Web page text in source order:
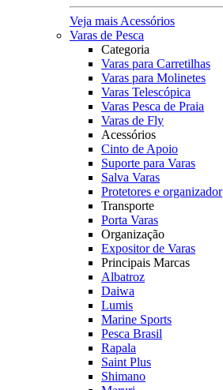
Veja mais Acessórios
Varas de Pesca
Categoria
Varas para Carretilhas
Varas para Molinetes
Varas Telescópica
Varas Pesca de Praia
Varas de Fly
Acessórios
Cinto de Apoio
Suporte para Varas
Salva Varas
Protetores e organizador
Transporte
Porta Varas
Organização
Expositor de Varas
Principais Marcas
Albatroz
Daiwa
Lumis
Marine Sports
Pesca Brasil
Rapala
Saint Plus
Shimano